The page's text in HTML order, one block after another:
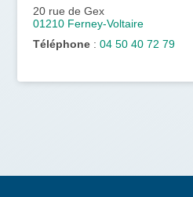
20 rue de Gex
01210 Ferney-Voltaire
Téléphone : 04 50 40 72 79